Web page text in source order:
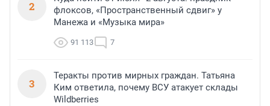
2
флоксов, «Пространственный сдвиг» у
Манежа и «Музыка мира»
91 113 7
3
Теракты против мирных граждан. Татьяна
Ким ответила, почему ВСУ атакует склады
Wildberries